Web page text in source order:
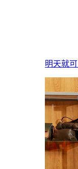
明天就